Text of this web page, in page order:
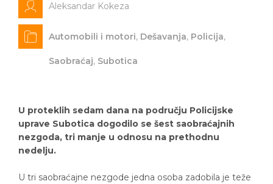
Aleksandar Kokeza
Automobili i motori, Dešavanja, Policija,
Saobraćaj, Subotica
U proteklih sedam dana na području Policijske
uprave Subotica dogodilo se šest saobraćajnih
nezgoda, tri manje u odnosu na prethodnu
nedelju.
U tri saobraćajne nezgode jedna osoba zadobila je teže